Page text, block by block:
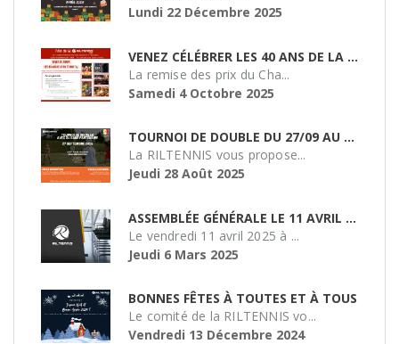
Lundi 22 Décembre 2025
VENEZ CÉLÉBRER LES 40 ANS DE LA RILTENNIS !
La remise des prix du Cha...
Samedi 4 Octobre 2025
TOURNOI DE DOUBLE DU 27/09 AU SMASH 51
La RILTENNIS vous propose...
Jeudi 28 Août 2025
ASSEMBLÉE GÉNÉRALE LE 11 AVRIL 2025 À 19H
Le vendredi 11 avril 2025 à ...
Jeudi 6 Mars 2025
BONNES FÊTES À TOUTES ET À TOUS
Le comité de la RILTENNIS vo...
Vendredi 13 Décembre 2024